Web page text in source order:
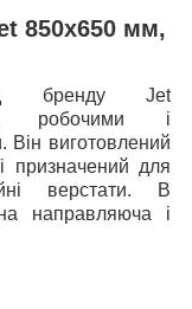
850х650 мм,
бренду Jet
робочими і
Він виготовлений
і призначений для
верстати. В
направляюча і